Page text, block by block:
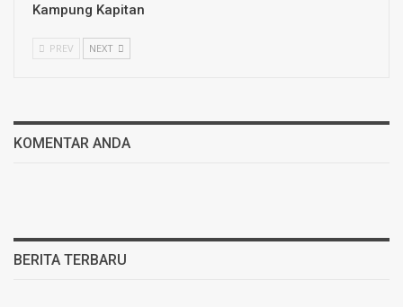
Kampung Kapitan
PREV NEXT
KOMENTAR ANDA
BERITA TERBARU